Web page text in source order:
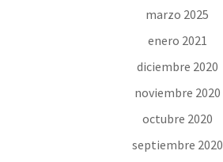
marzo 2025
enero 2021
diciembre 2020
noviembre 2020
octubre 2020
septiembre 2020